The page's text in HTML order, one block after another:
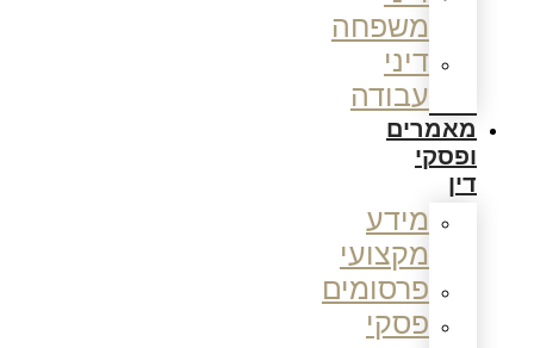
משפחה
דיני
עבודה
מאמרים
ופסקי
דין
מידע
מקצועי
פרסומים
פסקי